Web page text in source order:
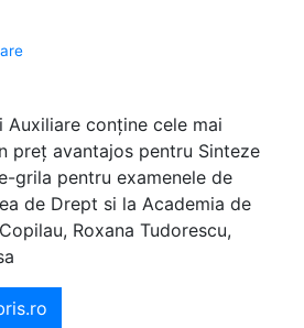
Auxiliare conține cele mai
preț avantajos pentru Sinteze
grila pentru examenele de
de Drept si la Academia de
Roxana Tudorescu,